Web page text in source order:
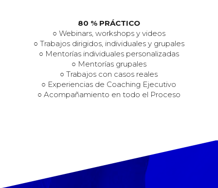
80 % PRÁCTICO
○ Webinars, workshops y videos
○ Trabajos dirigidos, individuales y grupales
○ Mentorías individuales personalizadas
○ Mentorías grupales
○ Trabajos con casos reales
○ Experiencias de Coaching Ejecutivo
○ Acompañamiento en todo el Proceso